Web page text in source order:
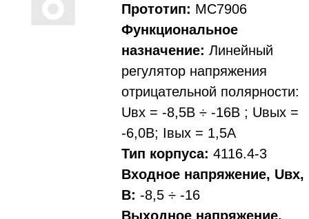
Прототип: МС7906
Функциональное
назначение: Линейный
регулятор напряжения
отрицательной полярности:
Uвх = -8,5В ÷ -16В ; Uвых =
-6,0В; Iвых = 1,5А
Тип корпуса: 4116.4-3
Входное напряжение, Uвх,
В: -8,5 ÷ -16
Выходное напряжение,